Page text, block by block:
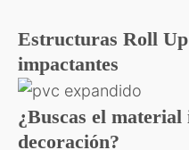
Estructuras Roll
impactantes
¿Buscas el
decoración?